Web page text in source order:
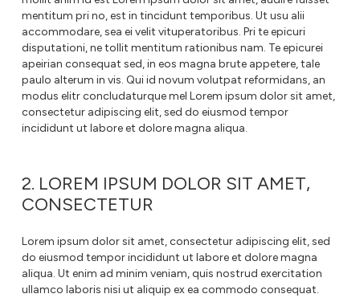
mentitum pri no, est in tincidunt temporibus. Ut usu alii
accommodare, sea ei velit vituperatoribus. Pri te epicuri
disputationi, ne tollit mentitum rationibus nam. Te epicurei
apeirian consequat sed, in eos magna brute appetere, tale
paulo alterum in vis. Qui id novum volutpat reformidans, an
modus elitr concludaturque mel Lorem ipsum dolor sit amet,
consectetur adipiscing elit, sed do eiusmod tempor
incididunt ut labore et dolore magna aliqua.
2. LOREM IPSUM DOLOR SIT AMET,
CONSECTETUR
Lorem ipsum dolor sit amet, consectetur adipiscing elit, sed
do eiusmod tempor incididunt ut labore et dolore magna
aliqua. Ut enim ad minim veniam, quis nostrud exercitation
ullamco laboris nisi ut aliquip ex ea commodo consequat.